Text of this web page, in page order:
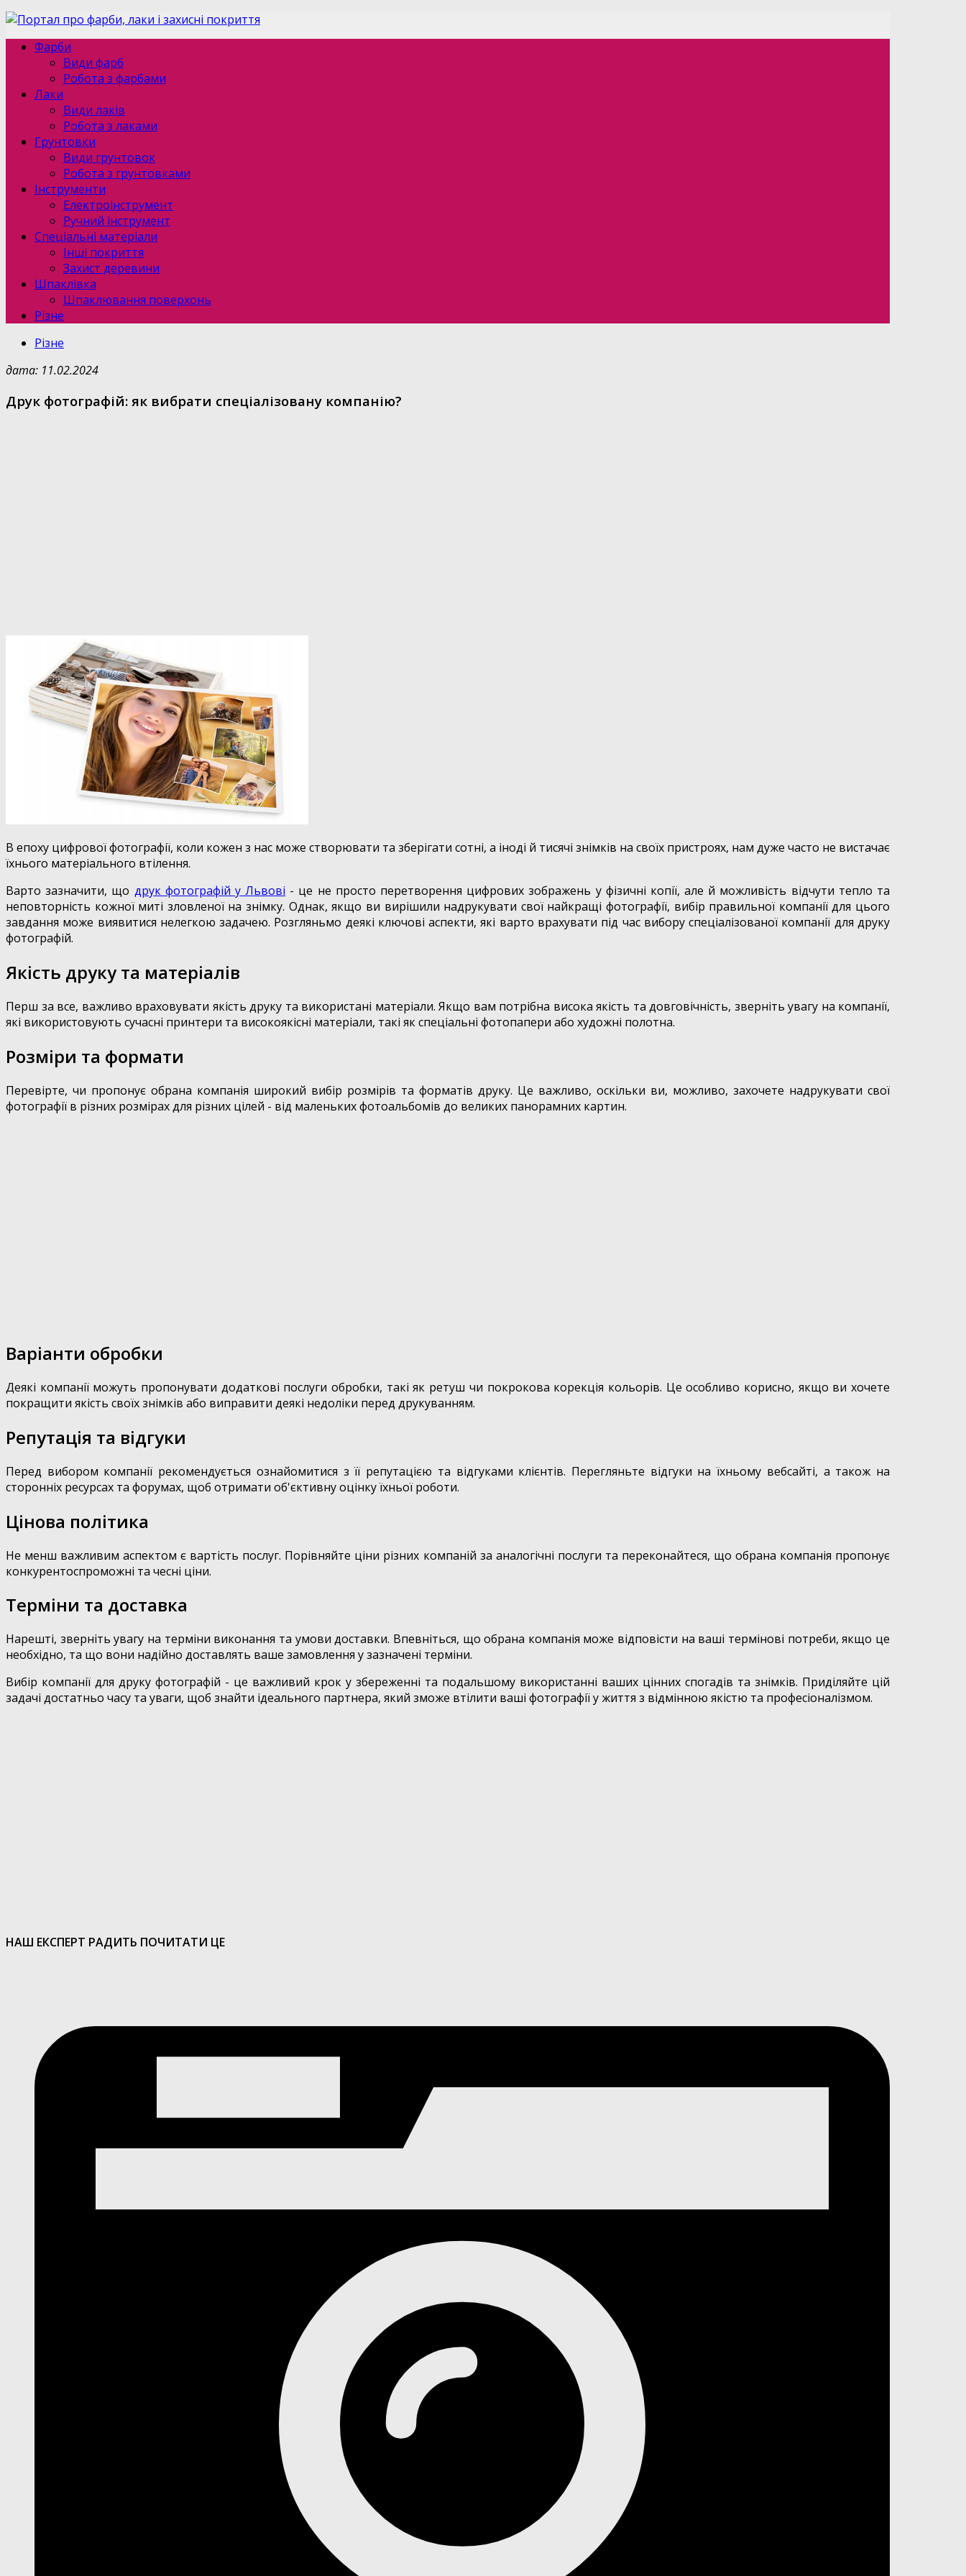
Фарби
Види фарб
Робота з фарбами
Лаки
Види лаків
Робота з лаками
Грунтовки
Види грунтовок
Робота з грунтовками
Інструменти
Електроінструмент
Ручний інструмент
Спеціальні матеріали
Інші покриття
Захист деревини
Шпаклівка
Шпаклювання поверхонь
Різне
Різне
дата: 11.02.2024
Друк фотографій: як вибрати спеціалізовану компанію?
В епоху цифрової фотографії, коли кожен з нас може створювати та зберігати сотні, а іноді й тисячі знімків на своїх пристроях, нам дуже часто не вистачає
їхнього матеріального втілення.
Варто зазначити, що друк фотографій у Львові - це не просто перетворення цифрових зображень у фізичні копії, але й можливість відчути тепло та
неповторність кожної миті зловленої на знімку. Однак, якщо ви вирішили надрукувати свої найкращі фотографії, вибір правильної компанії для цього
завдання може виявитися нелегкою задачею. Розгляньмо деякі ключові аспекти, які варто врахувати під час вибору спеціалізованої компанії для друку
фотографій.
Якість друку та матеріалів
Перш за все, важливо враховувати якість друку та використані матеріали. Якщо вам потрібна висока якість та довговічність, зверніть увагу на компанії,
які використовують сучасні принтери та високоякісні матеріали, такі як спеціальні фотопапери або художні полотна.
Розміри та формати
Перевірте, чи пропонує обрана компанія широкий вибір розмірів та форматів друку. Це важливо, оскільки ви, можливо, захочете надрукувати свої
фотографії в різних розмірах для різних цілей - від маленьких фотоальбомів до великих панорамних картин.
Варіанти обробки
Деякі компанії можуть пропонувати додаткові послуги обробки, такі як ретуш чи покрокова корекція кольорів. Це особливо корисно, якщо ви хочете
покращити якість своїх знімків або виправити деякі недоліки перед друкуванням.
Репутація та відгуки
Перед вибором компанії рекомендується ознайомитися з її репутацією та відгуками клієнтів. Перегляньте відгуки на їхньому вебсайті, а також на
сторонніх ресурсах та форумах, щоб отримати об'єктивну оцінку їхньої роботи.
Цінова політика
Не менш важливим аспектом є вартість послуг. Порівняйте ціни різних компаній за аналогічні послуги та переконайтеся, що обрана компанія пропонує
конкурентоспроможні та чесні ціни.
Терміни та доставка
Нарешті, зверніть увагу на терміни виконання та умови доставки. Впевніться, що обрана компанія може відповісти на ваші термінові потреби, якщо це
необхідно, та що вони надійно доставлять ваше замовлення у зазначені терміни.
Вибір компанії для друку фотографій - це важливий крок у збереженні та подальшому використанні ваших цінних спогадів та знімків. Приділяйте цій
задачі достатньо часу та уваги, щоб знайти ідеального партнера, який зможе втілити ваші фотографії у життя з відмінною якістю та професіоналізмом.
НАШ ЕКСПЕРТ РАДИТЬ ПОЧИТАТИ ЦЕ